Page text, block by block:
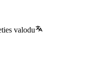
valodu